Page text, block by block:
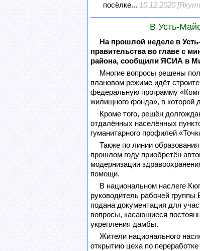
посёлке... 10.12.2020
В Усть-
На прошлой неделе в
правительства во главе с
района, сообщили ЯСИА в
Многие вопросы решены
плановом режиме идёт
федеральную программу
жилищного фонда», в которой
Кроме того, решён
отдалённых населённых
гуманитарного профилей
Также по линии
прошлом году приобретён
модернизации
помощи.
В национальном наслеге
руководитель рабочей группы
подана документация для
вопросы, касающиеся
укрепления дамбы.
Жители национального
открытию цеха по